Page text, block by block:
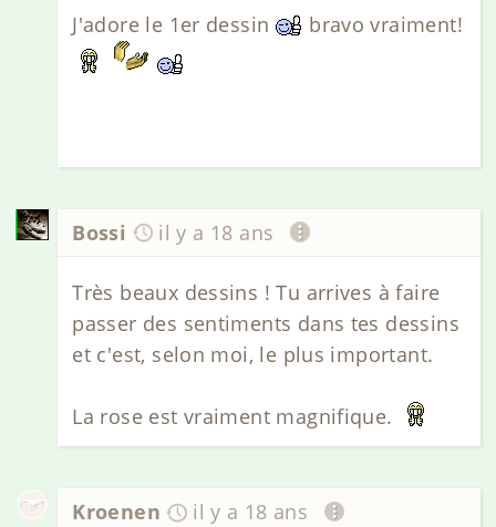
J'adore le 1er dessin bravo vraiment!
Bossi il y a 18 ans
Très beaux dessins ! Tu arrives à faire
passer des sentiments dans tes dessins
et c'est, selon moi, le plus important.
La rose est vraiment magnifique.
Kroenen il y a 18 ans